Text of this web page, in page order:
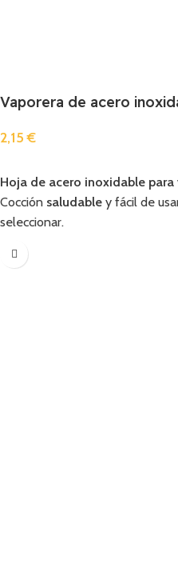
Vaporera de acero
2,15€
Hoja de acero inoxidable para
Cocción saludable y fácil de
seleccionar.